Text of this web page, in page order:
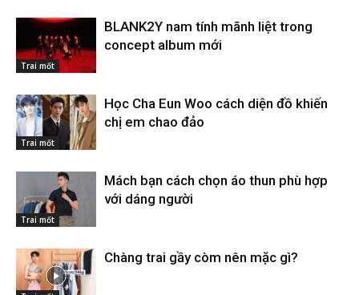
Trai mốt
BLANK2Y nam tính mãnh liệt trong
concept album mới
Trai mốt
Học Cha Eun Woo cách diện đồ khiến
chị em chao đảo
Trai mốt
Mách bạn cách chọn áo thun phù hợp
với dáng người
Chàng trai gầy còm nên mặc gì?